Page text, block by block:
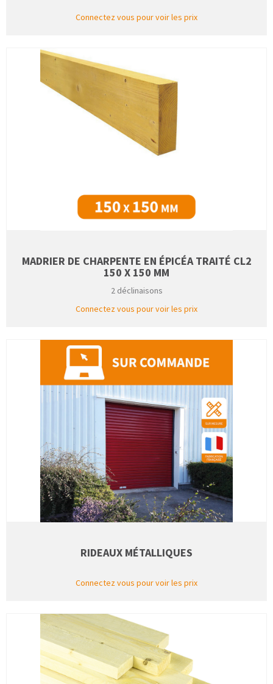
Connectez vous pour voir les prix
MADRIER DE CHARPENTE EN ÉPICÉA TRAITÉ CL2
150 X 150 MM
2 déclinaisons
Connectez vous pour voir les prix
RIDEAUX MÉTALLIQUES
Connectez vous pour voir les prix